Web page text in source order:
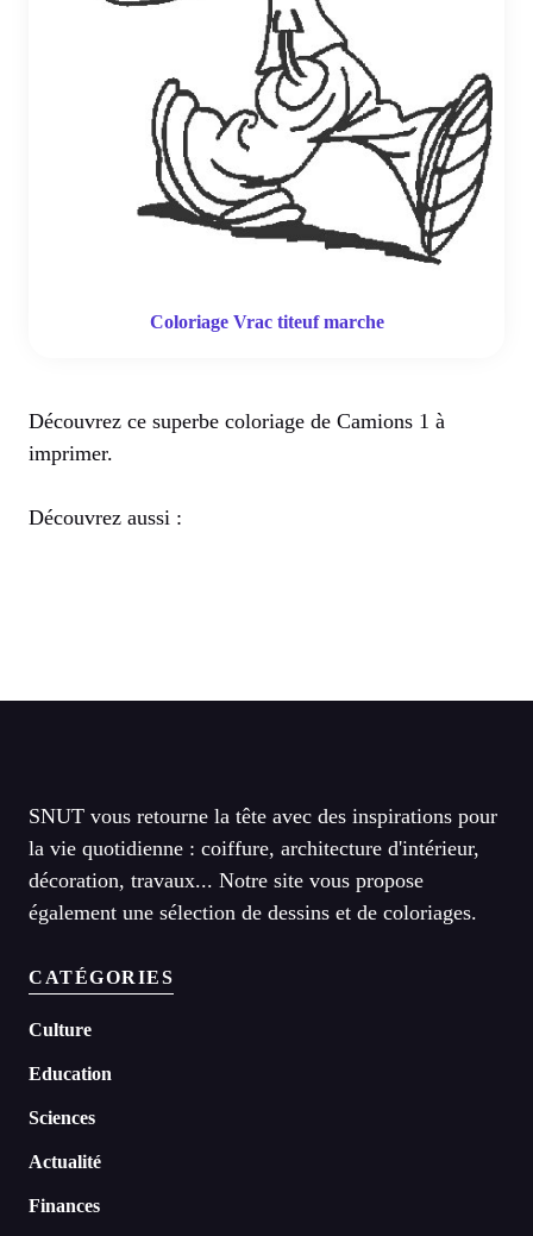
Coloriage Vrac titeuf marche
Découvrez ce superbe coloriage de Camions 1 à
imprimer.
Découvrez aussi :
SNUT vous retourne la tête avec des inspirations pour
la vie quotidienne : coiffure, architecture d'intérieur,
décoration, travaux... Notre site vous propose
également une sélection de dessins et de coloriages.
CATÉGORIES
Culture
Education
Sciences
Actualité
Finances